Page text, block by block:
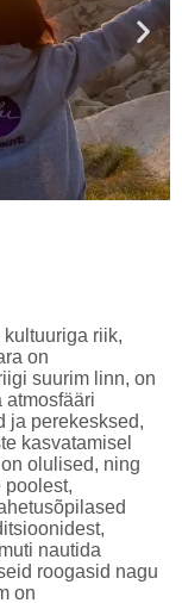
riik,
on
suurim linn, on
atmosfääri
ja perekesksed,
kasvatamisel
olulised, ning
poolest,
nautida
roogasid nagu
on